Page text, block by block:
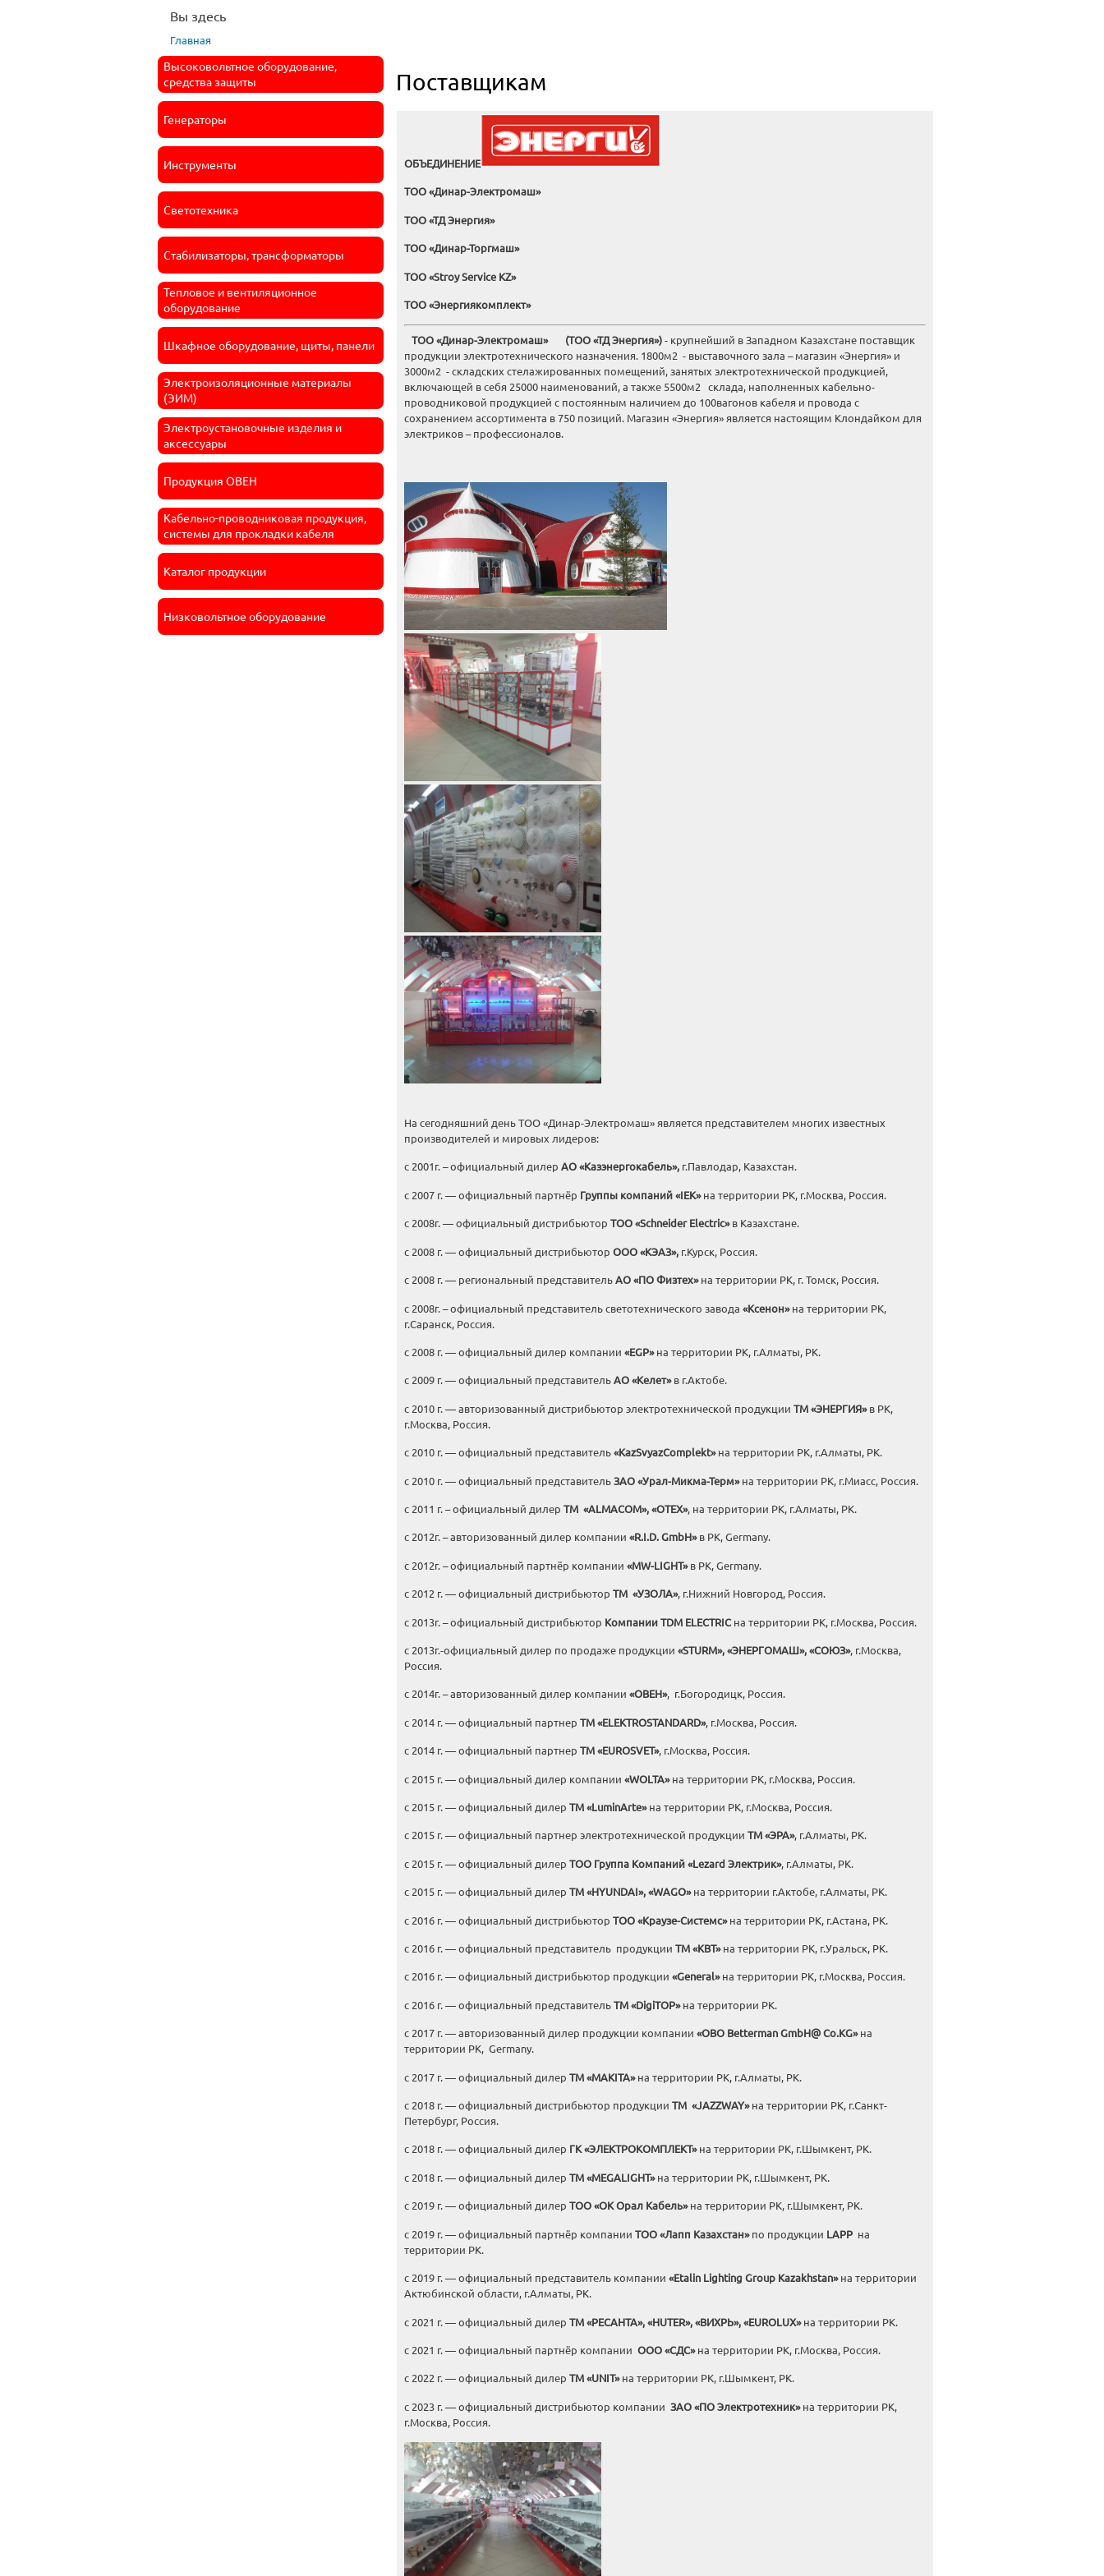
Вы здесь
Главная
Высоковольтное оборудование,
средства защиты
Генераторы
Инструменты
Светотехника
Стабилизаторы, трансформаторы
Тепловое и вентиляционное
оборудование
Шкафное оборудование, щиты, панели
Электроизоляционные материалы
(ЭИМ)
Электроустановочные изделия и
аксессуары
Продукция ОВЕН
Кабельно-проводниковая продукция,
системы для прокладки кабеля
Каталог продукции
Низковольтное оборудование
Поставщикам
ОБЪЕДИНЕНИЕ
ТОО «Динар-Электромаш»
ТОО «ТД Энергия»
ТОО «Динар-Торгмаш»
ТОО «Stroy Service KZ»
ТОО «Энергиякомплект»
ТОО «Динар-Электромаш» (ТОО «ТД Энергия»)- крупнейший в Западном Казахстане поставщик
продукции электротехнического назначения. 1800м2 - выставочного зала – магазин «Энергия» и
3000м2 - складских стелажированных помещений, занятых электротехнической продукцией,
включающей в себя 25000 наименований, а также 5500м2 склада, наполненных кабельно-
проводниковой продукцией с постоянным наличием до 100вагонов кабеля и провода с
сохранением ассортимента в 750 позиций. Магазин «Энергия» является настоящим Клондайком для
электриков – профессионалов.
На сегодняшний день ТОО «Динар-Электромаш» является представителем многих известных
производителей и мировых лидеров:
с 2001г. – официальный дилер АО «Казэнергокабель», г.Павлодар, Казахстан.
с 2007 г. — официальный партнёр Группы компаний «IЕК»на территории РК, г.Москва, Россия.
с 2008г. — официальный дистрибьютор ТОО «Schneider Electric»в Казахстане.
с 2008 г. — официальный дистрибьютор ООО «КЭАЗ», г.Курск, Россия.
с 2008 г. — региональный представительАО «ПО Физтех»на территории РК, г. Томск, Россия.
с 2008г. – официальный представитель светотехнического завода «Ксенон»на территории РК,
г.Саранск, Россия.
с 2008 г. — официальный дилер компании «EGP»на территории РК, г.Алматы, РК.
с 2009 г. — официальный представительАО «Келет»в г.Актобе.
с 2010 г. — авторизованный дистрибьютор электротехнической продукции ТМ «ЭНЕРГИЯ»в РК,
г.Москва, Россия.
с 2010 г. — официальный представитель«КazSvyazComplekt»на территории РК, г.Алматы, РК.
с 2010 г. — официальный представительЗАО «Урал-Микма-Терм»на территории РК, г.Миасс, Россия.
с 2011 г. – официальный дилер ТМ «ALMACOM», «OTEX», на территории РК, г.Алматы, РК.
с 2012г. – авторизованный дилер компании «R.I.D.GmbH»в РК, Germany.
с 2012г. – официальный партнёр компании «MW-LIGHT»в РК, Germany.
с 2012 г. — официальный дистрибьютор ТМ «УЗОЛА», г.Нижний Новгород, Россия.
с 2013г. – официальный дистрибьютор КомпанииTDM ELECTRICна территории РК, г.Москва, Россия.
с 2013г.-официальный дилер по продаже продукции «STURM», «ЭНЕРГОМАШ», «СОЮЗ», г.Москва,
Россия.
с 2014г. – авторизованный дилер компании «ОВЕН», г.Богородицк, Россия.
с 2014 г. — официальный партнер ТМ «ELEKTROSTANDARD», г.Москва, Россия.
с 2014 г. — официальный партнер ТМ «EUROSVET», г.Москва, Россия.
с 2015 г. — официальный дилер компании «WOLTA»на территории РК, г.Москва, Россия.
с 2015 г. — официальный дилер ТМ «LuminArte»на территории РК, г.Москва, Россия.
с 2015 г. — официальный партнер электротехнической продукции ТМ «ЭРА», г.Алматы, РК.
с 2015 г. — официальный дилер ТОО Группа Компаний «LezardЭлектрик», г.Алматы, РК.
с 2015 г. — официальный дилер ТМ «HYUNDAI», «WAGO»на территории г.Актобе, г.Алматы, РК.
с 2016 г. — официальный дистрибьютор ТОО «Краузе-Системс»на территории РК, г.Астана, РК.
с 2016 г. — официальный представитель продукции ТМ «КВТ»на территории РК, г.Уральск, РК.
с 2016 г. — официальный дистрибьютор продукции «General»на территории РК, г.Москва, Россия.
с 2016 г. — официальный представительТМ «DigiTOP»на территории РК.
с 2017 г. — авторизованный дилер продукции компании «OBO BettermanGmbH@ Co.KG»на
территории РК, Germany.
с 2017 г. — официальный дилер ТМ «MAKITA»на территории РК, г.Алматы, РК.
с 2018 г. — официальный дистрибьютор продукции ТМ «JAZZWAY»на территории РК, г.Санкт-
Петербург, Россия.
с 2018 г. — официальный дилер ГК «ЭЛЕКТРОКОМПЛЕКТ»на территории РК, г.Шымкент, РК.
с 2018 г. — официальный дилер ТМ «MEGALIGHT»на территории РК, г.Шымкент, РК.
с 2019 г. — официальный дилер ТОО «ОК Орал Кабель»на территории РК, г.Шымкент, РК.
с 2019 г. — официальный партнёр компании ТОО «Лапп Казахстан»по продукции LAPP на
территории РК.
с 2019 г. — официальный представитель компании «Etalin Lighting Group Kazakhstan»на территории
Актюбинской области, г.Алматы, РК.
с 2021 г. — официальный дилер ТМ «РЕСАНТА», «HUTER», «ВИХРЬ», «EUROLUX»на территории РК.
с 2021 г. — официальный партнёр компании ООО «СДС»на территории РК, г.Москва, Россия.
с 2022 г. — официальный дилер ТМ «UNIT»на территории РК, г.Шымкент, РК.
с 2023 г. — официальный дистрибьютор компании ЗАО «ПО Электротехник»на территории РК,
г.Москва, Россия.